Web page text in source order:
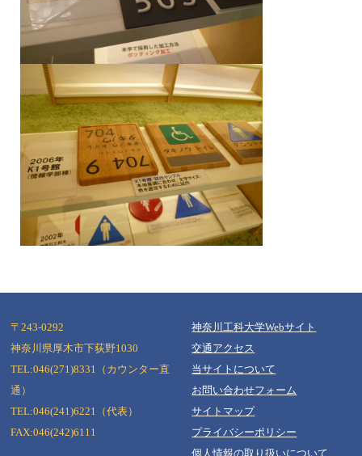
〒243-0292
神奈川県厚木市下荻野1030
TEL:046(271)8331（カウンター直
通）
TEL:046(241)6221（代表）
FAX:046(242)6111
神奈川工科大学Webサイト
交通アクセス
当サイトについて
お問い合わせフォーム
サイトマップ
プライバシーポリシー
個人情報の取り扱いについて
Copyright (c) Kanagawa Institute of Technology. All Rights Reserved